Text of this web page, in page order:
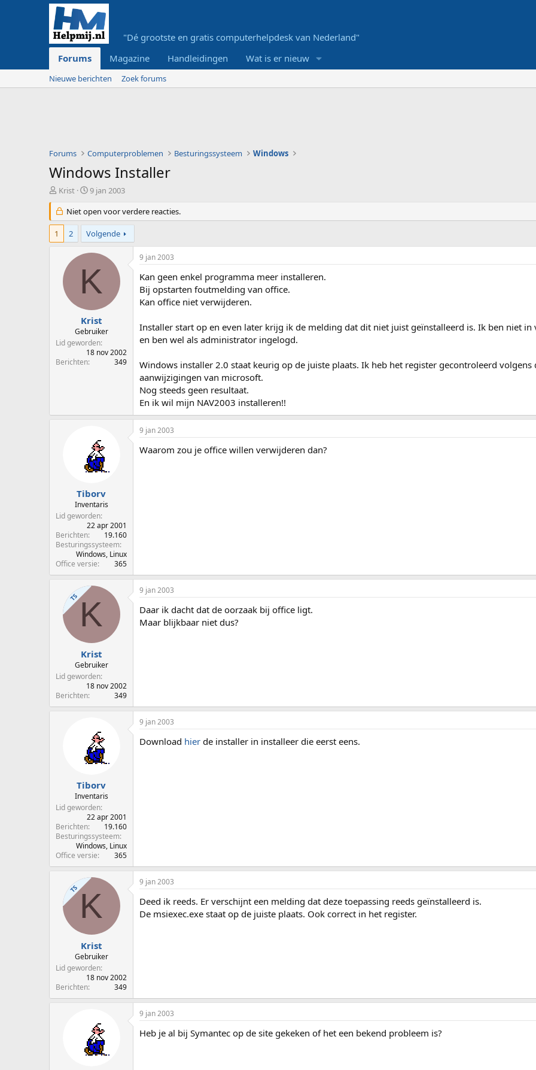
"Dé grootste en gratis computerhelpdesk van Nederland"
Forums
Magazine Handleidingen Wat is er nieuw
Nieuwe berichten Zoek forums
Forums Computerproblemen Besturingssysteem Windows
Windows Installer
O
d
e
w
e
Krist
S
a
r
t
d
a
u
m
9 jan 2003
Niet open voor verdere reacties.
1 2 Volgende
K
Krist
Gebruiker
Lid geworden
18 nov 2002
Berichten
349
9 jan 2003
Kan geen enkel programma meer installeren.
Bij opstarten foutmelding van office.
Kan office niet verwijderen.
Installer start op en even later krijg ik de melding dat dit niet juist geïnstalleerd is. Ik ben niet in
en ben wel als administrator ingelogd.
Windows installer 2.0 staat keurig op de juiste plaats. Ik heb het register gecontroleerd volgens
aanwijzigingen van microsoft.
Nog steeds geen resultaat.
En ik wil mijn NAV2003 installeren!!
Tiborv
Inventaris
Lid geworden
22 apr 2001
Berichten
19.160
Besturingssysteem
Windows, Linux
Office versie
365
9 jan 2003
Waarom zou je office willen verwijderen dan?
TS K
Krist
Gebruiker
Lid geworden
18 nov 2002
Berichten
349
9 jan 2003
Daar ik dacht dat de oorzaak bij office ligt.
Maar blijkbaar niet dus?
Tiborv
Inventaris
Lid geworden
22 apr 2001
Berichten
19.160
Besturingssysteem
Windows, Linux
Office versie
365
9 jan 2003
Download hier de installer in installeer die eerst eens.
TS K
Krist
Gebruiker
Lid geworden
18 nov 2002
Berichten
349
9 jan 2003
Deed ik reeds. Er verschijnt een melding dat deze toepassing reeds geïnstalleerd is.
De msiexec.exe staat op de juiste plaats. Ook correct in het register.
9 jan 2003
Heb je al bij Symantec op de site gekeken of het een bekend probleem is?